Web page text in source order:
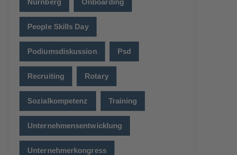
Nürnberg Onboarding
People Skills Day
Podiumsdiskussion Psd
Recruiting Rotary
Sozialkompetenz Training
Unternehmensentwicklung
Unternehmerkongress